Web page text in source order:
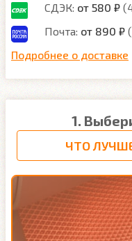
СДЭК: от 580 ₽
Почта: от 890 ₽
Подробнее о доставке
1.
ЧТО